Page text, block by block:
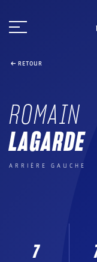
au
RETOUR
ROMAIN
LAGARDE
ARRIÈRE GAUCHE
7